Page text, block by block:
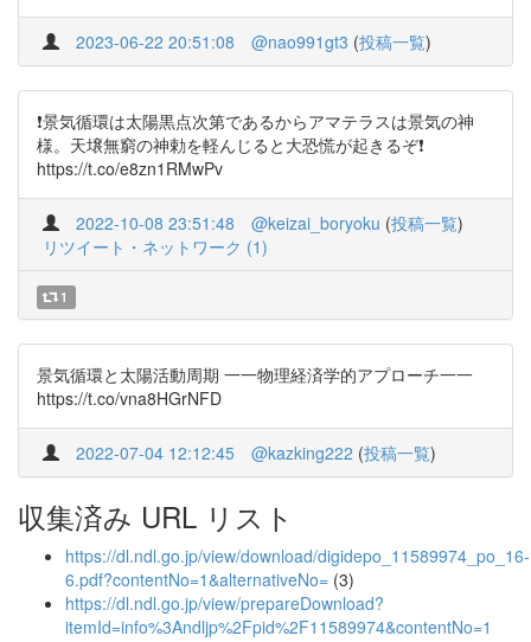
2023-06-22 20:51:08 @nao991gt3 (投稿一覧)
❗️景気循環は太陽黒点次第であるからアマテラスは景気の神
様。天壌無窮の神勅を軽んじると大恐慌が起きるぞ❗️
https://t.co/e8zn1RMwPv
2022-10-08 23:51:48 @keizai_boryoku (投稿一覧)
リツイート・ネットワーク (1)
1
景気循環と太陽活動周期 一一物理経済学的アプローチ一一
https://t.co/vna8HGrNFD
2022-07-04 12:12:45 @kazking222 (投稿一覧)
収集済み URL リスト
https://dl.ndl.go.jp/view/download/digidepo_11589974_po_16-
6.pdf?contentNo=1&alternativeNo= (3)
https://dl.ndl.go.jp/view/prepareDownload?
itemId=info%3Andljp%2Fpid%2F11589974&contentNo=1